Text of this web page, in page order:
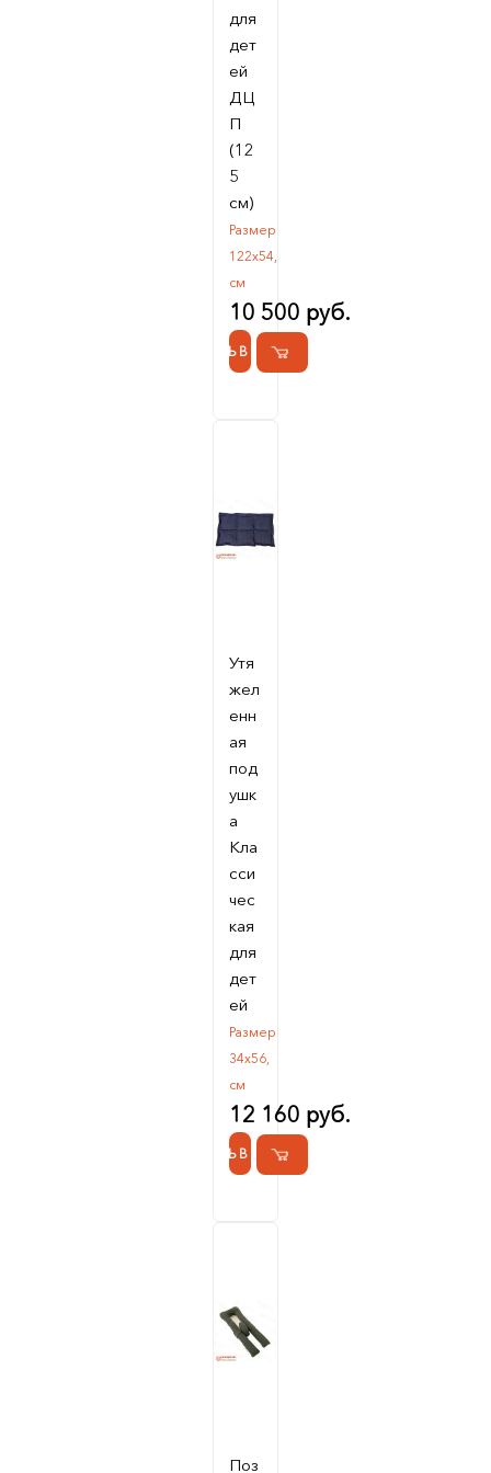
для
дет
ей
ДЦ
П
(12
5
см)
Размер
122х54,
см
10 500 руб.
КУПИТЬ В 1 КЛИК
Утя
жел
енн
ая
под
ушк
а
Кла
сси
чес
кая
для
дет
ей
Размер
34х56,
см
12 160 руб.
КУПИТЬ В 1 КЛИК
Поз